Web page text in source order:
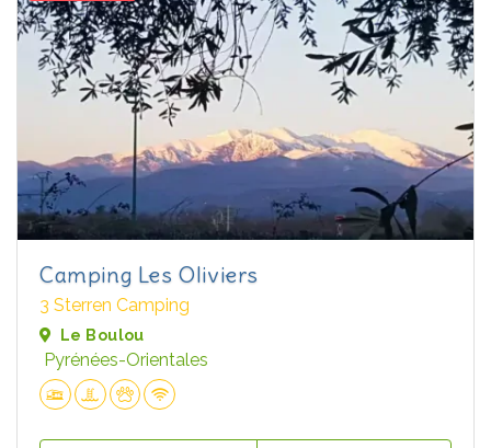
Camping Les Oliviers
3 Sterren Camping
Le Boulou
Pyrénées-Orientales